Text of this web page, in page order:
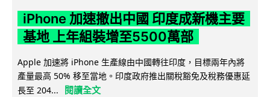
iPhone 加速撤出中國 印度成新機主要
基地 上年組裝增至5500萬部
Apple 加速將 iPhone 生產線由中國轉往印度，目標兩年內將
產量最高 50% 移至當地。印度政府推出關稅豁免及稅務優惠延
長至 204...
閱讀全文